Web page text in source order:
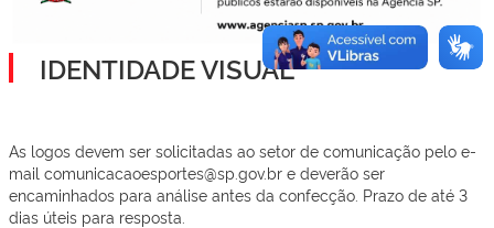
IDENTIDADE VISUAL
As logos devem ser solicitadas ao setor de comunicação pelo e-
mail comunicacaoesportes@sp.gov.br e deverão ser
encaminhados para análise antes da confecção. Prazo de até 3
dias úteis para resposta.